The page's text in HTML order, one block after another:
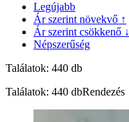
Legújabb
Ár szerint növekvő ↑
Ár szerint csökkenő ↓
Népszerűség
Találatok: 440 db
Találatok: 440 dbRendezés